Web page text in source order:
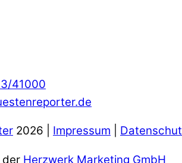
41000
2026 | Impressum
der Herzwerk Marketing GmbH